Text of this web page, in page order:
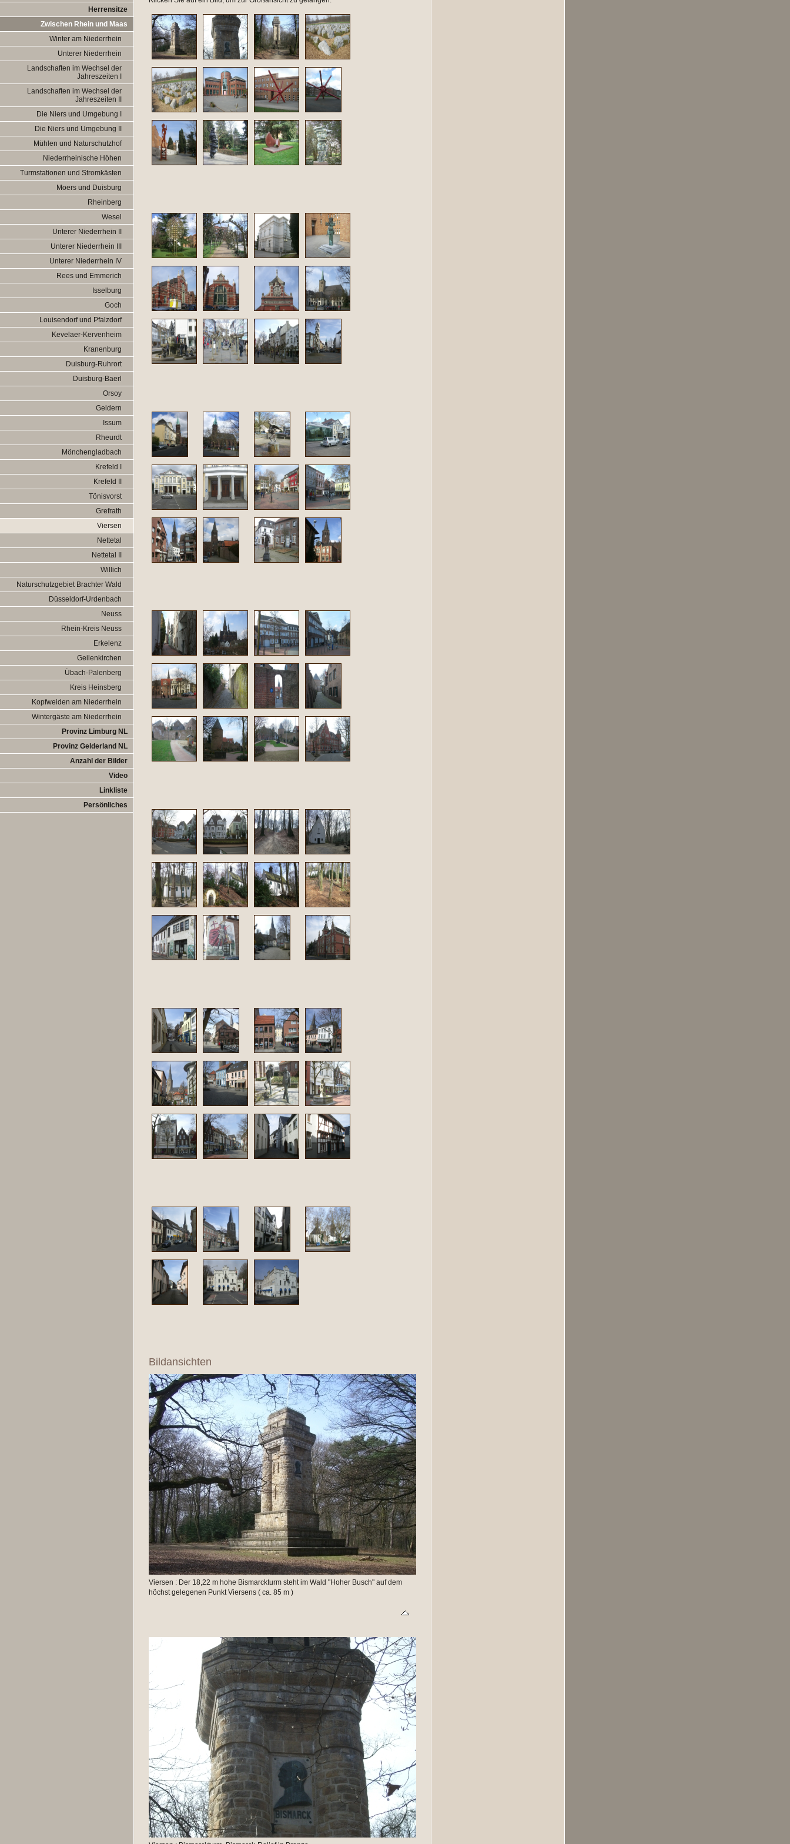
Herrensitze
Zwischen Rhein und Maas
Winter am Niederrhein
Unterer Niederrhein
Landschaften im Wechsel der
Jahreszeiten I
Landschaften im Wechsel der
Jahreszeiten II
Die Niers und Umgebung I
Die Niers und Umgebung II
Mühlen und Naturschutzhof
Niederrheinische Höhen
Turmstationen und Stromkästen
Moers und Duisburg
Rheinberg
Wesel
Unterer Niederrhein II
Unterer Niederrhein III
Unterer Niederrhein IV
Rees und Emmerich
Isselburg
Goch
Louisendorf und Pfalzdorf
Kevelaer-Kervenheim
Kranenburg
Duisburg-Ruhrort
Duisburg-Baerl
Orsoy
Geldern
Issum
Rheurdt
Mönchengladbach
Krefeld I
Krefeld II
Tönisvorst
Grefrath
Viersen
Nettetal
Nettetal II
Willich
Naturschutzgebiet Brachter Wald
Düsseldorf-Urdenbach
Neuss
Rhein-Kreis Neuss
Erkelenz
Geilenkirchen
Übach-Palenberg
Kreis Heinsberg
Kopfweiden am Niederrhein
Wintergäste am Niederrhein
Provinz Limburg NL
Provinz Gelderland NL
Anzahl der Bilder
Video
Linkliste
Persönliches
Bildansichten
Viersen : Der 18,22 m hohe Bismarckturm steht im Wald "Hoher Busch" auf dem
höchst gelegenen Punkt Viersens ( ca. 85 m )